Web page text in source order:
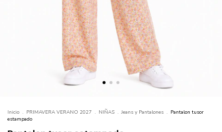
Inicio . PRIMAVERA VERANO 2027 . NIÑAS . Jeans y Pantalones . Pantalon tusor
estampado